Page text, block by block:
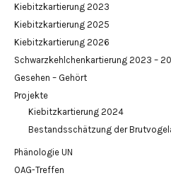
Kiebitzkartierung 2023
Kiebitzkartierung 2025
Kiebitzkartierung 2026
Schwarzkehlchenkartierung 2023 –
Gesehen – Gehört
Projekte
Kiebitzkartierung 2024
Bestandsschätzung der
Phänologie UN
OAG-Treffen